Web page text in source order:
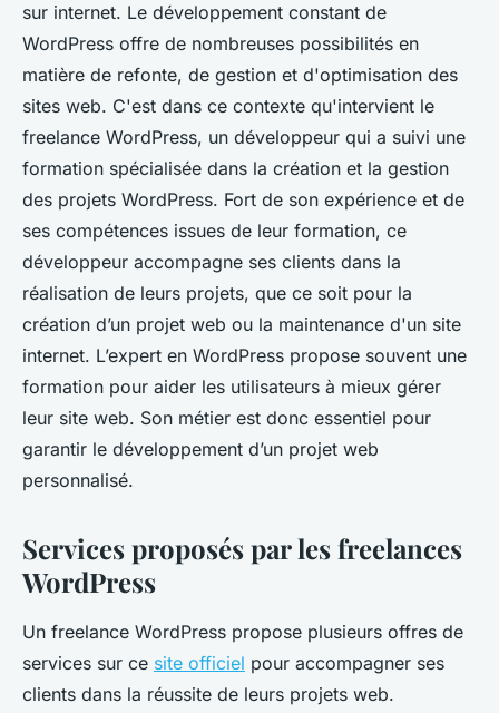
sur internet. Le développement constant de
WordPress offre de nombreuses possibilités en
matière de refonte, de gestion et d'optimisation des
sites web. C'est dans ce contexte qu'intervient le
freelance WordPress, un développeur qui a suivi une
formation spécialisée dans la création et la gestion
des projets WordPress. Fort de son expérience et de
ses compétences issues de leur formation, ce
développeur accompagne ses clients dans la
réalisation de leurs projets, que ce soit pour la
création d’un projet web ou la maintenance d'un site
internet. L’expert en WordPress propose souvent une
formation pour aider les utilisateurs à mieux gérer
leur site web. Son métier est donc essentiel pour
garantir le développement d’un projet web
personnalisé.
Services proposés par les freelances
WordPress
Un freelance WordPress propose plusieurs offres de
services sur ce site officiel pour accompagner ses
clients dans la réussite de leurs projets web.